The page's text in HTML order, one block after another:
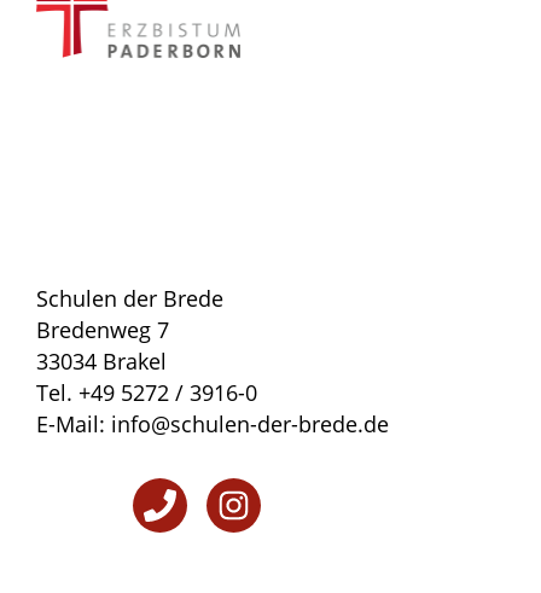
Schulen der Brede
Bredenweg 7
33034 Brakel
Tel. +49 5272 / 3916-0
E-Mail: info@schulen-der-brede.de